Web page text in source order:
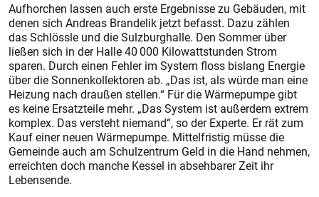
Aufhorchen lassen auch erste Ergebnisse zu Gebäuden, mit
denen sich Andreas Brandelik jetzt befasst. Dazu zählen
das Schlössle und die Sulzburghalle. Den Sommer über
ließen sich in der Halle 40 000 Kilowattstunden Strom
sparen. Durch einen Fehler im System floss bislang Energie
über die Sonnenkollektoren ab. „Das ist, als würde man eine
Heizung nach draußen stellen.“ Für die Wärmepumpe gibt
es keine Ersatzteile mehr. „Das System ist außerdem extrem
komplex. Das versteht niemand“, so der Experte. Er rät zum
Kauf einer neuen Wärmepumpe. Mittelfristig müsse die
Gemeinde auch am Schulzentrum Geld in die Hand nehmen,
erreichten doch manche Kessel in absehbarer Zeit ihr
Lebensende.